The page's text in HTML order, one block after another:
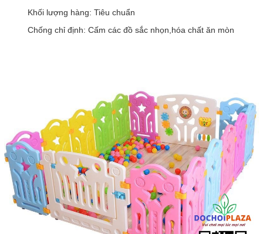
Khối lượng hàng: Tiêu chuẩn
Chống chỉ định: Cấm các đồ sắc nhọn,hóa chất ăn mòn